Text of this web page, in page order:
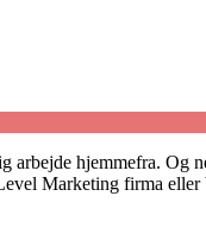
arbejde hjemmefra. Og
Marketing firma